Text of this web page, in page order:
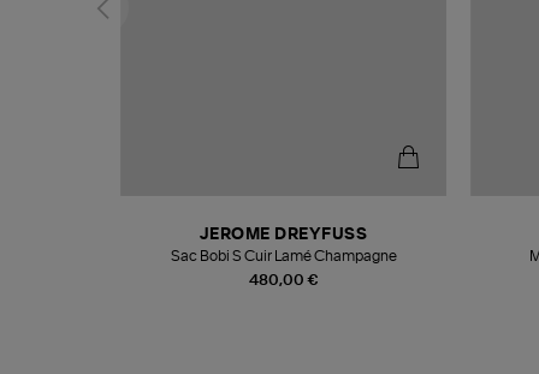
480,00 €
JEROME DREYFUSS
Sac Bobi S Cuir Lamé Champagne